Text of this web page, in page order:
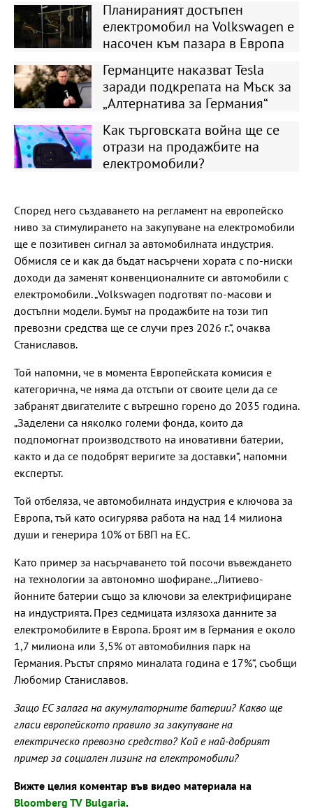
Планираният достъпен
електромобил на Volkswagen е
насочен към пазара в Европа
Германците наказват Tesla
заради подкрепата на Мъск за
„Алтернатива за Германия“
Как търговската война ще се
отрази на продажбите на
електромобили?
Според него създаването на регламент на европейско
ниво за стимулирането на закупуване на електромобили
ще е позитивен сигнал за автомобилната индустрия.
Обмисля се и как да бъдат насърчени хората с по-ниски
доходи да заменят конвенционалните си автомобили с
електромобили. „Volkswagen подготвят по-масови и
достъпни модели. Бумът на продажбите на този тип
превозни средства ще се случи през 2026 г.“, очаква
Станиславов.
Той напомни, че в момента Европейската комисия е
категорична, че няма да отстъпи от своите цели да се
забранят двигателите с вътрешно горено до 2035 година.
„Заделени са няколко големи фонда, които да
подпомогнат производството на иновативни батерии,
както и да се подобрят веригите за доставки“, напомни
експертът.
Той отбеляза, че автомобилната индустрия е ключова за
Европа, тъй като осигурява работа на над 14 милиона
души и генерира 10% от БВП на ЕС.
Като пример за насърчаването той посочи въвеждането
на технологии за автономно шофиране. „Литиево-
йонните батерии също за ключови за електрифициране
на индустрията. През седмицата излязоха данните за
електромобилите в Европа. Броят им в Германия е около
1,7 милиона или 3,5% от автомобилния парк на
Германия. Ръстът спрямо миналата година е 17%“, съобщи
Любомир Станиславов.
Защо ЕС залага на акумулаторните батерии? Какво ще
гласи европейското правило за закупуване на
електрическо превозно средство? Кой е най-добрият
пример за социален лизинг на електромобили?
Вижте целия коментар във видео материала на
Bloomberg TV Bulgaria.